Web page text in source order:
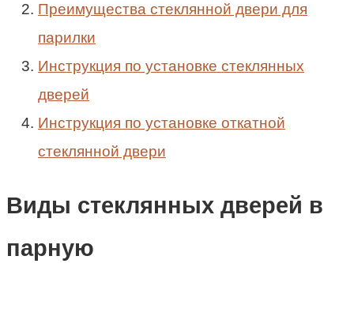
Преимущества стеклянной двери для
парилки
Инструкция по установке стеклянных
дверей
Инструкция по установке откатной
стеклянной двери
Виды стеклянных дверей в
парную